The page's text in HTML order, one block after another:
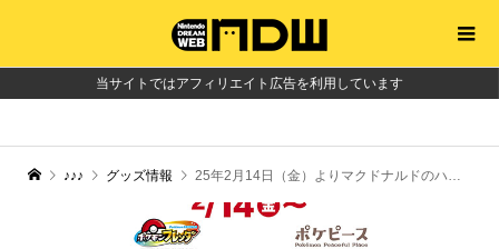
当サイトではアフィリエイト広告を利用しています
♪♪♪ グッズ情報 25年2月14日（金）よりマクドナルドのハッピーセットに「ポケモンフレンダ」「ポケピース」が期間限定で登場